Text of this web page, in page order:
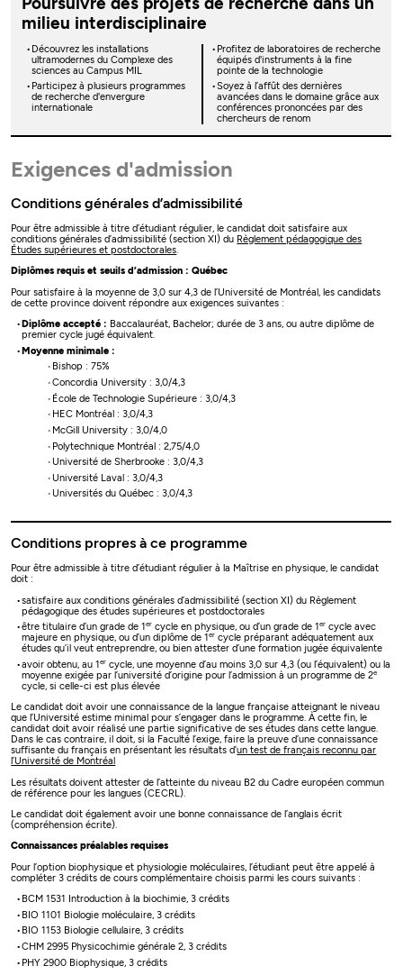
milieu interdisciplinaire
Découvrez les installations
ultramodernes du Complexe des
sciences au Campus MIL
Profitez de laboratoires de recherche
équipés d'instruments à la fine
pointe de la technologie
Participez à plusieurs programmes
de recherche d'envergure
internationale
Soyez à l’affût des dernières
avancées dans le domaine grâce aux
conférences prononcées par des
chercheurs de renom
Exigences d'admission
Conditions générales d’admissibilité
Pour être admissible à titre d’étudiant régulier, le candidat doit satisfaire aux
conditions générales d’admissibilité (section XI) du Règlement pédagogique des
Études supérieures et postdoctorales.
Diplômes requis et seuils d’admission : Québec
Pour satisfaire à la moyenne de 3,0 sur 4,3 de l’Université de Montréal, les candidats
de cette province doivent répondre aux exigences suivantes :
Diplôme accepté : Baccalauréat, Bachelor; durée de 3 ans, ou autre diplôme de
premier cycle jugé équivalent.
Moyenne minimale :
Bishop : 75%
Concordia University : 3,0/4,3
École de Technologie Supérieure : 3,0/4,3
HEC Montréal : 3,0/4,3
McGill University : 3,0/4,0
Polytechnique Montréal : 2,75/4,0
Université de Sherbrooke : 3,0/4,3
Université Laval : 3,0/4,3
Universités du Québec : 3,0/4,3
Conditions propres à ce programme
Pour être admissible à titre d’étudiant régulier à la Maîtrise en physique, le candidat
doit :
satisfaire aux conditions générales d’admissibilité (section XI) du Règlement
pédagogique des études supérieures et postdoctorales
être titulaire d’un grade de 1 ercycle en physique, ou d’un grade de 1 ercycle avec
majeure en physique, ou d’un diplôme de 1ercycle préparant adéquatement aux
études qu’il veut entreprendre, ou bien attester d’une formation jugée équivalente
avoir obtenu, au 1ercycle, une moyenne d’au moins 3,0 sur 4,3 (ou l’équivalent) ou la
moyenne exigée par l’université d’origine pour l’admission à un programme de 2e
cycle, si celle-ci est plus élevée
Le candidat doit avoir une connaissance de la langue française atteignant le niveau
que l’Université estime minimal pour s’engager dans le programme. À cette fin, le
candidat doit avoir réalisé une partie significative de ses études dans cette langue.
Dans le cas contraire, il doit, si la Faculté l’exige, faire la preuve d’une connaissance
suffisante du français en présentant les résultats d’un test de français reconnu par
l’Université de Montréal
Les résultats doivent attester de l’atteinte du niveau B2 du Cadre européen commun
de référence pour les langues (CECRL).
Le candidat doit également avoir une bonne connaissance de l’anglais écrit
(compréhension écrite).
Connaissances préalables requises
Pour l’option biophysique et physiologie moléculaires, l’étudiant peut être appelé à
compléter 3 crédits de cours complémentaire choisis parmi les cours suivants :
BCM 1531 Introduction à la biochimie, 3 crédits
BIO 1101 Biologie moléculaire, 3 crédits
BIO 1153 Biologie cellulaire, 3 crédits
CHM 2995 Physicochimie générale 2, 3 crédits
PHY 2900 Biophysique, 3 crédits